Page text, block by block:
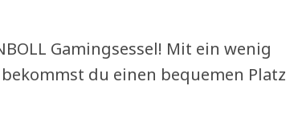
Gamingsessel! Mit ein wenig
du einen bequemen Platz